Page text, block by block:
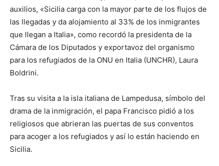
auxilios, «Sicilia carga con la mayor parte de los flujos de
las llegadas y da alojamiento al 33% de los inmigrantes
que llegan a Italia», como recordó la presidenta de la
Cámara de los Diputados y exportavoz del organismo
para los refugiados de la ONU en Italia (UNCHR), Laura
Boldrini.
Tras su visita a la isla italiana de Lampedusa, símbolo del
drama de la inmigración, el papa Francisco pidió a los
religiosos que abrieran las puertas de sus conventos
para acoger a los refugiados y así lo están haciendo en
Sicilia.